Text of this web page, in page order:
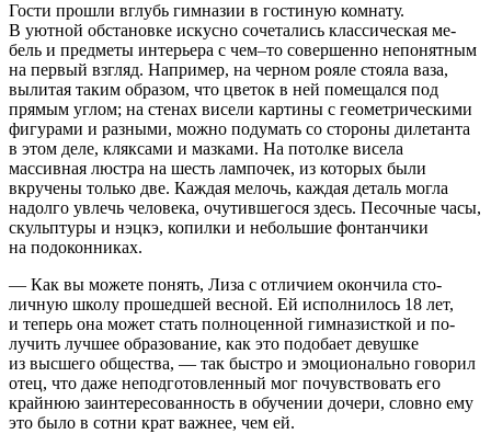
Гости прошли вглубь гимназии в гостиную комнату.
В уютной обстановке искусно сочетались классическая ме­
бель и предметы интерьера с чем–то совершенно непонят­ным
на первый взгляд. Например, на черном рояле стояла ваза,
вылитая таким образом, что цветок в ней помещался под
прямым углом; на стенах висели картины с геометри­ческими
фигурами и разными, можно подумать со сторо­ны дилетанта
в этом деле, кляксами и мазками. На потолке висела
массивная люстра на шесть лампочек, из которых были
вкручены только две. Каждая мелочь, каждая деталь могла
надолго увлечь человека, очутившегося здесь. Песоч­ные часы,
скульптуры и нэцкэ, копилки и небольшие фон­танчики
на подоконниках.
— Как вы можете понять, Лиза с отличием окончила сто­
личную школу прошедшей весной. Ей исполнилось 18 лет,
и теперь она может стать полноценной гимназисткой и по­
лучить лучшее образование, как это подобает девушке
из высшего общества, — так быстро и эмоционально говорил
отец, что даже неподготовленный мог почувствовать его
крайнюю заинтересованность в обучении дочери, словно ему
это было в сотни крат важнее, чем ей.